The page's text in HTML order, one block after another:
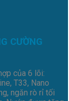
CƯỜNG
của 6 lõi:
T33, Nano
ngăn rò rỉ tối